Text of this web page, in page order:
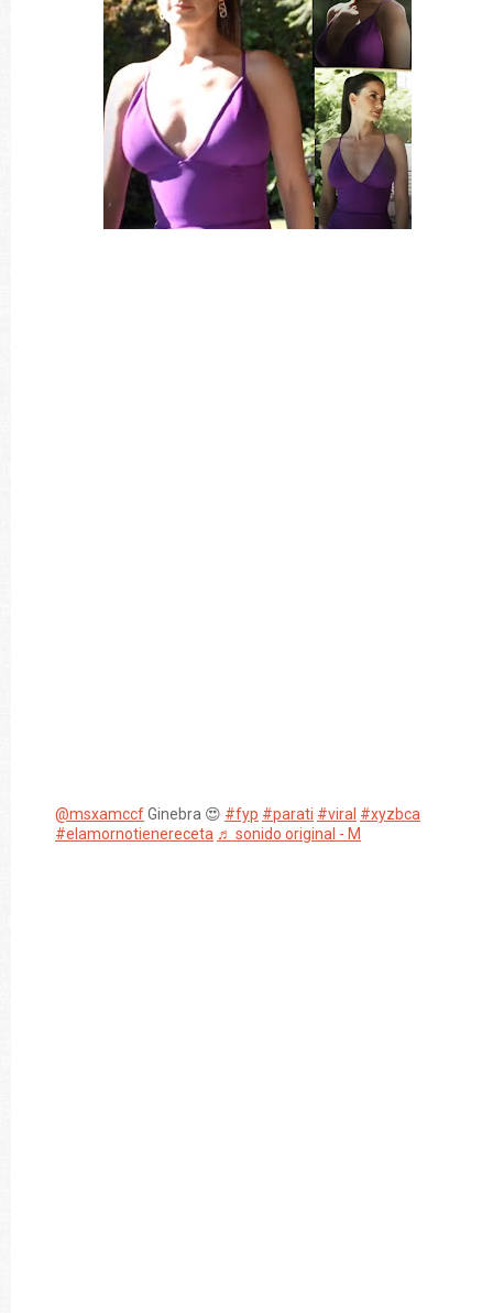
@msxamccfGinebra 😍 #fyp #parati #viral #xyzbca
#elamornotienereceta ♬ sonido original - M